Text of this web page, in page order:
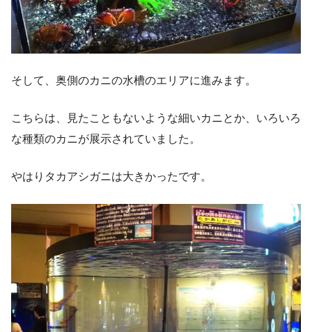
そして、奥側のカニの水槽のエリアに進みます。
こちらは、見たこともないような細いカニとか、いろいろ
な種類のカニが展示されていました。
やはりタカアシガニは大きかったです。